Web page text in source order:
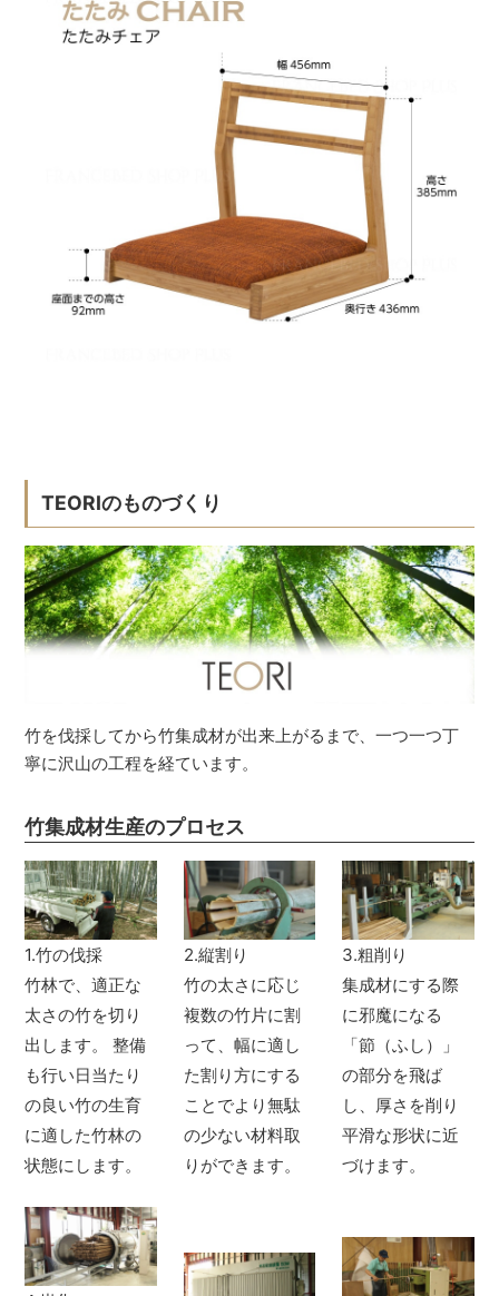
TEORIのものづくり
竹を伐採してから竹集成材が出来上がるまで、一つ一つ丁
寧に沢山の工程を経ています。
竹集成材生産のプロセス
1.竹の伐採
竹林で、適正な
太さの竹を切り
出します。 整備
も行い日当たり
の良い竹の生育
に適した竹林の
状態にします。
2.縦割り
竹の太さに応じ
複数の竹片に割
って、幅に適し
た割り方にする
ことでより無駄
の少ない材料取
りができます。
3.粗削り
集成材にする際
に邪魔になる
「節（ふし）」
の部分を飛ば
し、厚さを削り
平滑な形状に近
づけます。